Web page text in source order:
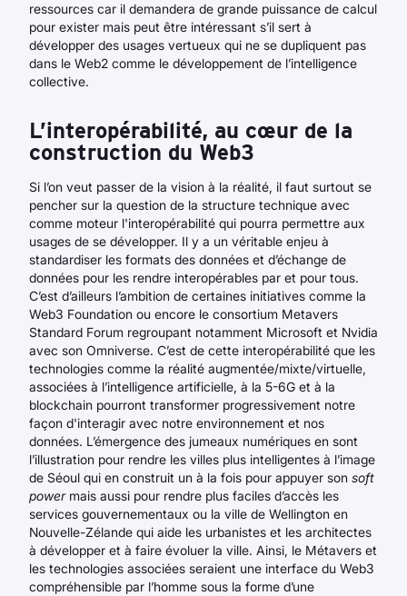
ressources car il demandera de grande puissance de calcul
pour exister mais peut être intéressant s’il sert à
développer des usages vertueux qui ne se dupliquent pas
dans le Web2 comme le développement de l’intelligence
collective.
L’interopérabilité, au cœur de la
construction du Web3
Si l’on veut passer de la vision à la réalité, il faut surtout se
pencher sur la question de la structure technique avec
comme moteur l'interopérabilité qui pourra permettre aux
usages de se développer. Il y a un véritable enjeu à
standardiser les formats des données et d’échange de
données pour les rendre interopérables par et pour tous.
C’est d’ailleurs l’ambition de certaines initiatives comme la
Web3 Foundation ou encore le consortium Metavers
Standard Forum regroupant notamment Microsoft et Nvidia
avec son Omniverse. C’est de cette interopérabilité que les
technologies comme la réalité augmentée/mixte/virtuelle,
associées à l’intelligence artificielle, à la 5-6G et à la
blockchain pourront transformer progressivement notre
façon d'interagir avec notre environnement et nos
données. L’émergence des jumeaux numériques en sont
l’illustration pour rendre les villes plus intelligentes à l’image
de Séoul qui en construit un à la fois pour appuyer son soft
powermais aussi pour rendre plus faciles d’accès les
services gouvernementaux ou la ville de Wellington en
Nouvelle-Zélande qui aide les urbanistes et les architectes
à développer et à faire évoluer la ville. Ainsi, le Métavers et
les technologies associées seraient une interface du Web3
compréhensible par l’homme sous la forme d’une